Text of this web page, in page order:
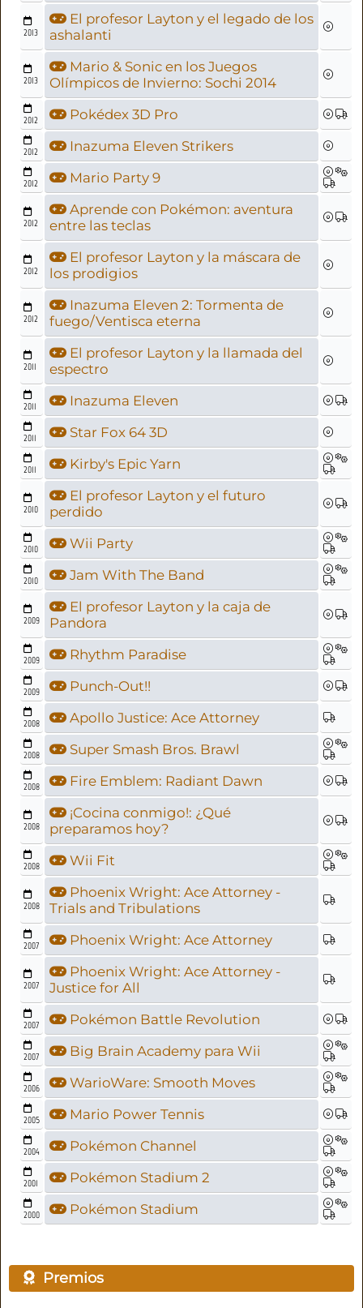
2013
El profesor Layton y el legado de los
ashalanti
2013
Mario & Sonic en los Juegos
Olímpicos de Invierno: Sochi 2014
2012 Pokédex 3D Pro
2012 Inazuma Eleven Strikers
2012 Mario Party 9
2012
Aprende con Pokémon: aventura
entre las teclas
2012
El profesor Layton y la máscara de
los prodigios
2012
Inazuma Eleven 2: Tormenta de
fuego/Ventisca eterna
2011
El profesor Layton y la llamada del
espectro
2011 Inazuma Eleven
2011 Star Fox 64 3D
2011 Kirby's Epic Yarn
2010
El profesor Layton y el futuro
perdido
2010 Wii Party
2010 Jam With The Band
2009
El profesor Layton y la caja de
Pandora
2009 Rhythm Paradise
2009 Punch-Out!!
2008 Apollo Justice: Ace Attorney
2008 Super Smash Bros. Brawl
2008 Fire Emblem: Radiant Dawn
2008
¡Cocina conmigo!: ¿Qué
preparamos hoy?
2008 Wii Fit
2008
Phoenix Wright: Ace Attorney -
Trials and Tribulations
2007 Phoenix Wright: Ace Attorney
2007
Phoenix Wright: Ace Attorney -
Justice for All
2007 Pokémon Battle Revolution
2007 Big Brain Academy para Wii
2006 WarioWare: Smooth Moves
2005 Mario Power Tennis
2004 Pokémon Channel
2001 Pokémon Stadium 2
2000 Pokémon Stadium
Premios